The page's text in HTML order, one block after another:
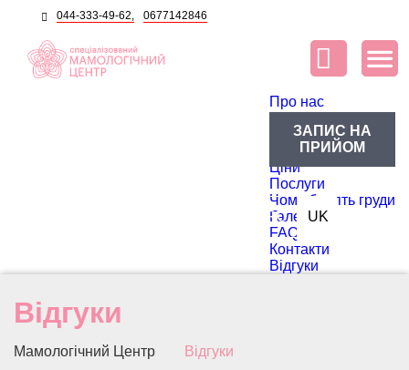
044-333-49-62, 0677142846
Про нас
Блог
Лікарі
Ціни
Послуги
Чому болять груди
Галерея
FAQ
Контакти
Відгуки
RU UK
ЗАПИС НА
ПРИЙОМ
Відгуки
Мамологічний Центр Відгуки